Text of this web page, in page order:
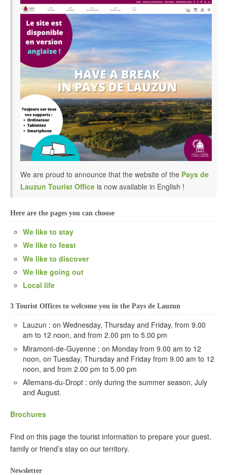
We are proud to announce that the website of the Pays de
Lauzun Tourist Office is now available in English !
Here are the pages you can choose
We like to stay
We like to feast
We like to discover
We like going out
Local life
3 Tourist Offices to welcome you in the Pays de Lauzun
Lauzun : on Wednesday, Thursday and Friday, from 9.00
am to 12 noon, and from 2.00 pm to 5.00 pm
Miramont-de-Guyenne : on Monday from 9.00 am to 12
noon, on Tuesday, Thursday and Friday from 9.00 am to 12
noon, and from 2.00 pm to 5.00 pm
Allemans-du-Dropt : only during the summer season, July
and August.
Brochures
Find on this page the tourist information to prepare your guest,
family or friend’s stay on our territory.
Newsletter